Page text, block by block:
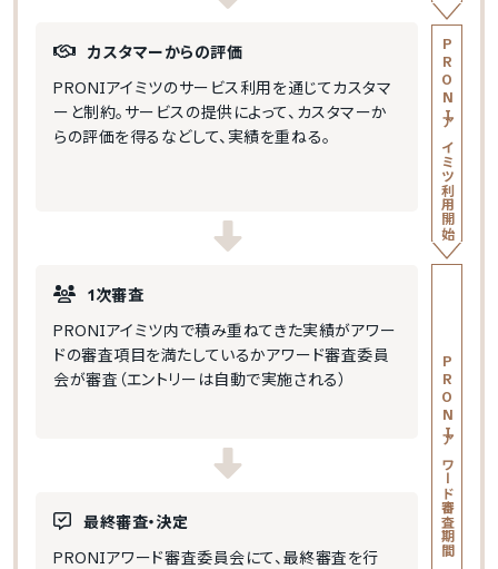
カスタマーからの評価
PRONIアイミツのサービス利用を通じてカスタマ
ーと制約。サービスの提供によって、カスタマーか
らの評価を得るなどして、実績を重ねる。
1次審査
PRONIアイミツ内で積み重ねてきた実績がアワー
ドの審査項目を満たしているかアワード審査委員
会が審査（エントリーは自動で実施される）
最終審査・決定
PRONIアワード審査委員会にて、最終審査を行
PRONIアイミツ利用開始
PRONIアワード審査期間